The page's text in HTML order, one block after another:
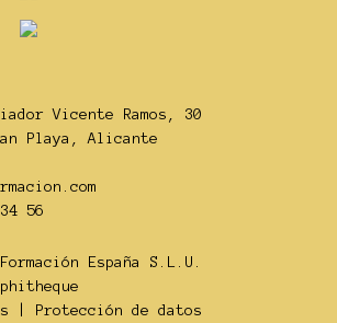
Vicente Ramos, 30
Playa, Alicante
56
España S.L.U.
Protección de datos